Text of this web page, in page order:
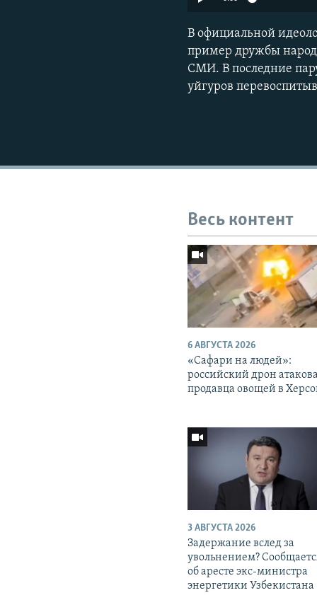
В официальной
пример дружбы
СМИ. В последние
уйгуров
Весь контент
6 АВГУСТА 2026
«Cафари на людей»:
российский дрон
продавца овощей в
3 АВГУСТА 2026
Задержание вслед за
увольнением?
об аресте экс-министра
энергетики Узбекистана